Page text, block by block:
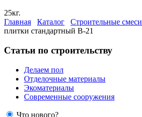
25кг.
Главная
Каталог Строительные смеси
плитки стандартный В-21
Статьи по строительству
Делаем пол
Отделочные материалы
Экоматериалы
Современные сооружения
Что нового?